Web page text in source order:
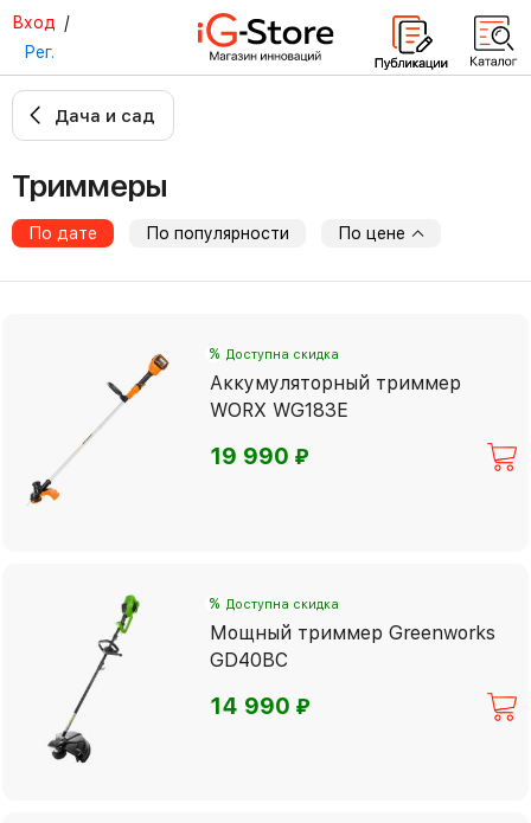
Вход /
Рег.
Дача и сад
Триммеры
По дате По популярности По цене
% Доступна скидка
Аккумуляторный триммер
WORX WG183E
19 990⃏
% Доступна скидка
Мощный триммер Greenworks
GD40BC
14 990⃏